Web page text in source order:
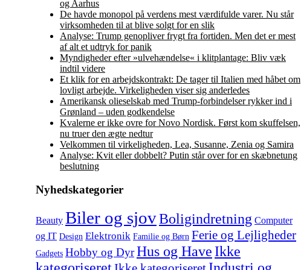
og Aarhus
De havde monopol på verdens mest værdifulde varer. Nu står
virksomheden til at blive solgt for en slik
Analyse: Trump genopliver frygt fra fortiden. Men det er mest
af alt et udtryk for panik
Myndigheder efter »ulvehændelse« i klitplantage: Bliv væk
indtil videre
Et klik for en arbejdskontrakt: De tager til Italien med håbet om
lovligt arbejde. Virkeligheden viser sig anderledes
Amerikansk olieselskab med Trump-forbindelser rykker ind i
Grønland – uden godkendelse
Kvalerne er ikke ovre for Novo Nordisk. Først kom skuffelsen,
nu truer den ægte nedtur
Velkommen til virkeligheden, Lea, Susanne, Zenia og Samira
Analyse: Kvit eller dobbelt? Putin står over for en skæbnetung
beslutning
Nyhedskategorier
Beauty Biler og sjovBoligindretning Computer
og IT Design Elektronik Familie og Børn Ferie og Lejligheder
Gadgets Hobby og DyrHus og Have Ikke